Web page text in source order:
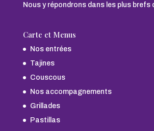
Nous y répondrons dans les plus brefs
Carte et Menus
Nos entrées
Tajines
Couscous
Nos accompagnements
Grillades
Pastillas